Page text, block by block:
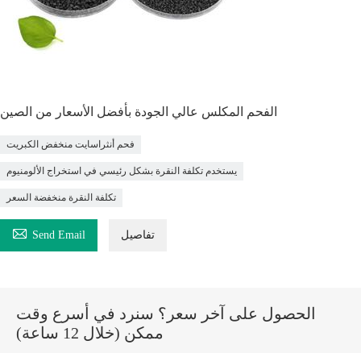
الفحم المكلس عالي الجودة بأفضل الأسعار من الصين
فحم أنثراسايت منخفض الكبريت
يستخدم تكلفة النقرة بشكل رئيسي في استخراج الألومنيوم
تكلفة النقرة منخفضة السعر
 Send Email تفاصيل
الحصول على آخر سعر؟ سنرد في أسرع وقت
ممكن (خلال 12 ساعة)